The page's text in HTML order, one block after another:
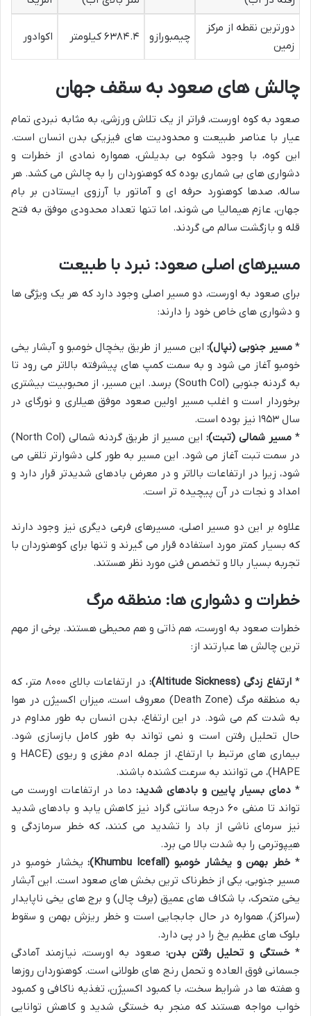
دورترین نقطه از مرکز
زمین
چیمبورازو ۶۳۸۴.۴ کیلومتر اکوادور
چالش های صعود به سقف جهان
صعود به کوه اورست، فراتر از یک تلاش ورزشی، به مثابه نبردی تمام
عیار با عناصر طبیعت و محدودیت های فیزیکی بدن انسان است.
این کوه، با وجود شکوه بی بدیلش، همواره نمادی از خطرات و
دشواری های بی شماری بوده که کوهنوردان را به چالش می کشد. هر
ساله، صدها کوهنورد حرفه ای و آماتور با آرزوی ایستادن بر بام
جهان، عازم هیمالیا می شوند، اما تنها تعداد محدودی موفق به فتح
قله و بازگشت سالم می گردند.
مسیرهای اصلی صعود: نبرد با طبیعت
برای صعود به اورست، دو مسیر اصلی وجود دارد که هر یک ویژگی ها
و دشواری های خاص خود را دارند:
*مسیر جنوبی (نپال): این مسیر از طریق یخچال خومبو و آبشار یخی
خومبو آغاز می شود و به سمت کمپ های پیشرفته بالاتر می رود تا
به گردنه جنوبی (South Col) برسد. این مسیر، از محبوبیت بیشتری
برخوردار است و اغلب مسیر اولین صعود موفق هیلاری و نورگای در
سال ۱۹۵۳ نیز بوده است.
* مسیر شمالی (تبت):
این مسیر از طریق گردنه شمالی (North Col)
در سمت تبت آغاز می شود. این مسیر به طور کلی دشوارتر تلقی می
شود، زیرا در ارتفاعات بالاتر و در معرض بادهای شدیدتر قرار دارد و
امداد و نجات در آن پیچیده تر است.
علاوه بر این دو مسیر اصلی، مسیرهای فرعی دیگری نیز وجود دارند
که بسیار کمتر مورد استفاده قرار می گیرند و تنها برای کوهنوردان با
تجربه بسیار بالا و تخصص فنی مورد نظر هستند.
خطرات و دشواری ها: منطقه مرگ
خطرات صعود به اورست، هم ذاتی و هم محیطی هستند. برخی از مهم
ترین چالش ها عبارتند از:
*ارتفاع زدگی (Altitude Sickness):
در ارتفاعات بالای ۸۰۰۰ متر، که
به منطقه مرگ (Death Zone) معروف است، میزان اکسیژن در هوا
به شدت کم می شود. در این ارتفاع، بدن انسان به طور مداوم در
حال تحلیل رفتن است و نمی تواند به طور کامل بازسازی شود.
بیماری های مرتبط با ارتفاع، از جمله ادم مغزی و ریوی (HACE و
HAPE)، می توانند به سرعت کشنده باشند.
* دمای بسیار پایین و بادهای شدید: دما در ارتفاعات اورست می
تواند تا منفی ۶۰ درجه سانتی گراد نیز کاهش یابد و بادهای شدید
نیز سرمای ناشی از باد را تشدید می کنند، که خطر سرمازدگی و
هیپوترمی را به شدت بالا می برد.
* خطر بهمن و یخشار خومبو (Khumbu Icefall):
یخشار خومبو در
مسیر جنوبی، یکی از خطرناک ترین بخش های صعود است. این آبشار
یخی متحرک، با شکاف های عمیق (برف چال) و برج های یخی ناپایدار
(سراکز)، همواره در حال جابجایی است و خطر ریزش بهمن و سقوط
بلوک های عظیم یخ را در پی دارد.
* خستگی و تحلیل رفتن بدن: صعود به اورست، نیازمند آمادگی
جسمانی فوق العاده و تحمل رنج های طولانی است. کوهنوردان روزها
و هفته ها در شرایط سخت، با کمبود اکسیژن، تغذیه ناکافی و کمبود
خواب مواجه هستند که منجر به خستگی شدید و کاهش توانایی